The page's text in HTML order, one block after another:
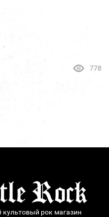
778
культовый рок магазин